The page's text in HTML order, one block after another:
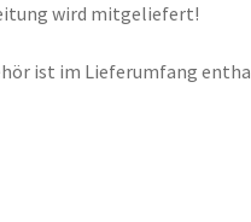
wird mitgeliefert!
ist im Lieferumfang